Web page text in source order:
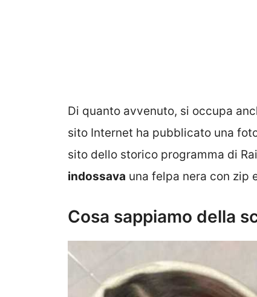
Di quanto avvenuto, si occupa
sito Internet ha pubblicato una
sito dello storico programma di
indossava una felpa nera con zip
Cosa sappiamo della